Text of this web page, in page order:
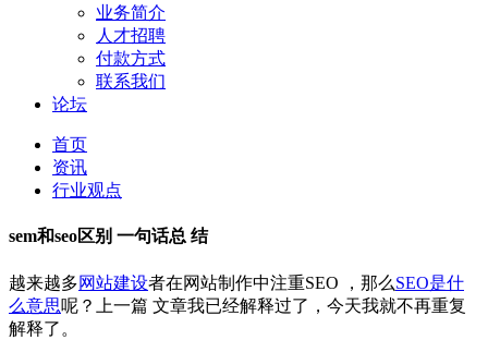
业务简介
人才招聘
付款方式
联系我们
论坛
首页
资讯
行业观点
sem和seo区别 一句话总 结
越来越多网站建设者在网站制作中注重SEO ，那么SEO是什
么意思呢？上一篇 文章我已经解释过了，今天我就不再重复
解释了。